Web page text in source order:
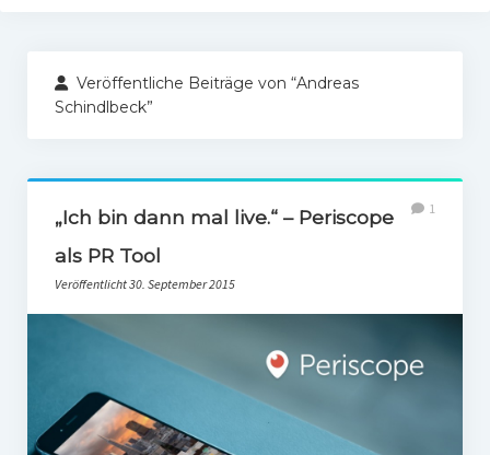
Corporate Weblogs
Social Media
PR-Theorie
PR-Literatur
Gesellschaft & Medien
Infografik-Themengarten
Impressum
Veröffentliche Beiträge von “Andreas
Schindlbeck”
„Ich bin dann mal live.“ – Periscope
als PR Tool
Veröffentlicht 30. September 2015
1